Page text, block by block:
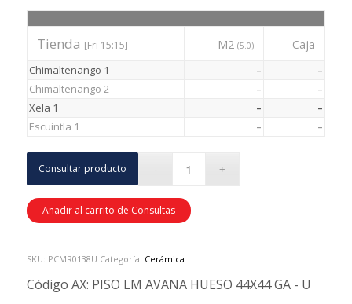
Tienda [Fri 15:15] M2 (5.0) Caja
Chimaltenango 1 –
–
Chimaltenango 2
–
–
Xela 1
–
–
Escuintla 1
– –
Consultar producto
Añadir al carrito de Consultas
SKU: PCMR0138U Categoría: Cerámica
Código AX: PISO LM AVANA HUESO 44X44 GA - U